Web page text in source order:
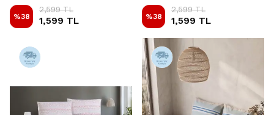
%38
2,599 TL
1,599 TL %38
2,599 TL
1,599 TL